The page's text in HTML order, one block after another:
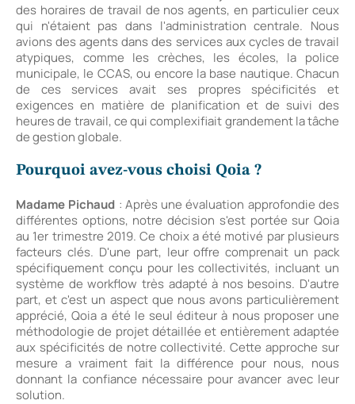
des horaires de travail de nos agents, en particulier ceux
qui n'étaient pas dans l'administration centrale. Nous
avions des agents dans des services aux cycles de travail
atypiques, comme les crèches, les écoles, la police
municipale, le CCAS, ou encore la base nautique. Chacun
de ces services avait ses propres spécificités et
exigences en matière de planification et de suivi des
heures de travail, ce qui complexifiait grandement la tâche
de gestion globale.
Pourquoi avez-vous choisi Qoia ?
Madame Pichaud : Après une évaluation approfondie des
différentes options, notre décision s'est portée sur Qoia
au 1er trimestre 2019. Ce choix a été motivé par plusieurs
facteurs clés. D'une part, leur offre comprenait un pack
spécifiquement conçu pour les collectivités, incluant un
système de workflow très adapté à nos besoins. D'autre
part, et c'est un aspect que nous avons particulièrement
apprécié, Qoia a été le seul éditeur à nous proposer une
méthodologie de projet détaillée et entièrement adaptée
aux spécificités de notre collectivité. Cette approche sur
mesure a vraiment fait la différence pour nous, nous
donnant la confiance nécessaire pour avancer avec leur
solution.